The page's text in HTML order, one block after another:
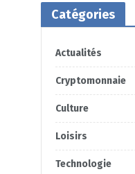
Catégories
Actualités
Cryptomonnaie
Culture
Loisirs
Technologie